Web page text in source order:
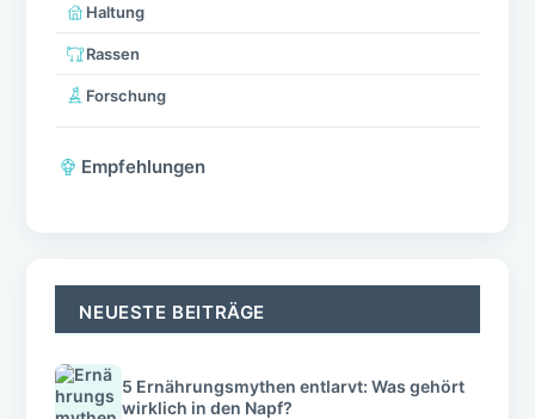
Haltung
Rassen
Forschung
Empfehlungen
NEUESTE BEITRÄGE
5 Ernährungsmythen entlarvt: Was gehört
wirklich in den Napf?